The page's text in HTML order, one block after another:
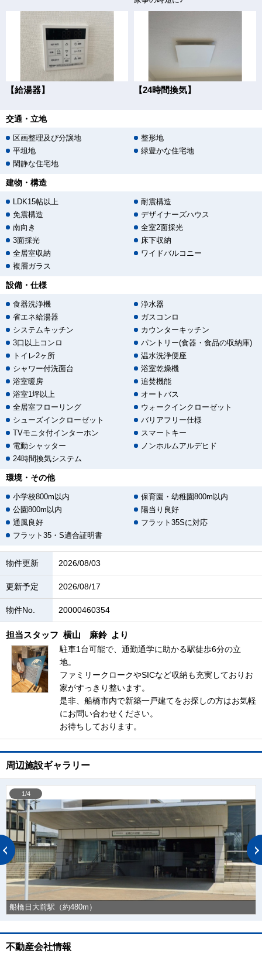
【給湯器】 【24時間換気】
交通・立地
区画整理及び分譲地
整形地
平坦地
緑豊かな住宅地
閑静な住宅地
建物・構造
LDK15帖以上
耐震構造
免震構造
デザイナーズハウス
南向き
全室2面採光
3面採光
床下収納
全居室収納
ワイドバルコニー
複層ガラス
設備・仕様
食器洗浄機
浄水器
省エネ給湯器
ガスコンロ
システムキッチン
カウンターキッチン
3口以上コンロ
パントリー(食器・食品の収納庫)
トイレ2ヶ所
温水洗浄便座
シャワー付洗面台
浴室乾燥機
浴室暖房
追焚機能
浴室1坪以上
オートバス
全居室フローリング
ウォークインクローゼット
シューズインクローゼット
バリアフリー仕様
TVモニタ付インターホン
スマートキー
電動シャッター
ノンホルムアルデヒド
24時間換気システム
環境・その他
小学校800m以内
保育園・幼稚園800m以内
公園800m以内
陽当り良好
通風良好
フラット35Sに対応
フラット35・S適合証明書
物件更新 2026/08/03
更新予定 2026/08/17
物件No. 20000460354
担当スタッフ 横山 麻鈴 より
駐車1台可能で、通勤通学に助かる駅徒歩6分の立
地。
ファミリークロークやSICなど収納も充実しておりお
家がすっきり整います。
是非、船橋市内で新築一戸建てをお探しの方はお気軽
にお問い合わせください。
お待ちしております。
周辺施設ギャラリー
船橋日大前駅（約480m）
1/4
不動産会社情報